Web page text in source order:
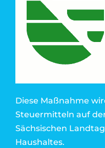
Diese Maßnahme
Steuermitteln auf
Sächsischen
Haushaltes.